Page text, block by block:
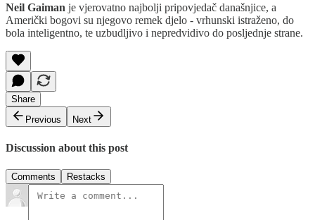
Neil Gaiman je vjerovatno najbolji pripovjedač današnjice, a
Američki bogovi su njegovo remek djelo - vrhunski istraženo, do
bola inteligentno, te uzbudljivo i nepredvidivo do posljednje strane.
Share
Previous
Next
Discussion about this post
Comments Restacks